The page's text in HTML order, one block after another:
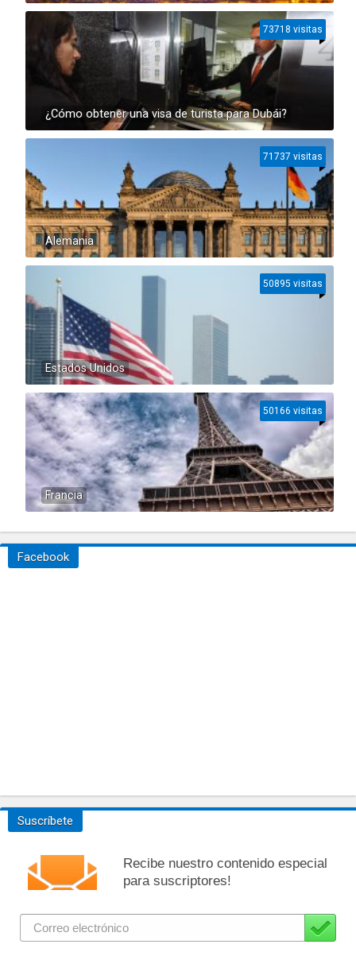
¿Cómo obtener una visa de turista para Dubái?
73718 visitas
Alemania
71737 visitas
Estados Unidos
50895 visitas
Francia
50166 visitas
Facebook
Suscríbete
Recibe nuestro contenido especial
para suscriptores!